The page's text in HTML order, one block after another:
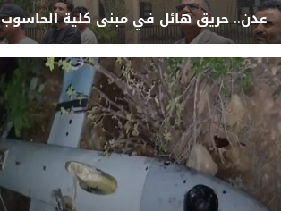
عدن.. حريق هائل في مبنى كلية الحاسوب